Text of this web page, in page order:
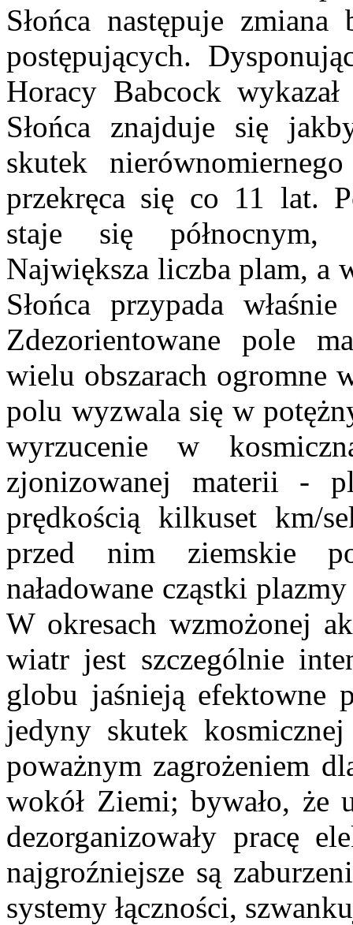
Słońca następuje
postępujących.
Horacy Babcock
Słońca znajduje się
skutek
przekręca się co 11 lat.
staje się północnym,
Największa liczba plam, a
Słońca przypada
Zdezorientowane pole
wielu obszarach ogromne
polu wyzwala się w
wyrzucenie w
zjonizowanej materii -
prędkością kilkuset km/
przed nim ziemskie
naładowane cząstki
W okresach wzmożonej
wiatr jest szczególnie
globu jaśnieją efektowne
jedyny skutek
poważnym zagrożeniem
wokół Ziemi; bywało, że
dezorganizowały pracę
najgroźniejsze są
systemy łączności,